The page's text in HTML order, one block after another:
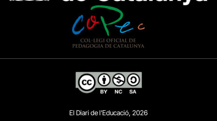
El Diari de l’Educació, 2026